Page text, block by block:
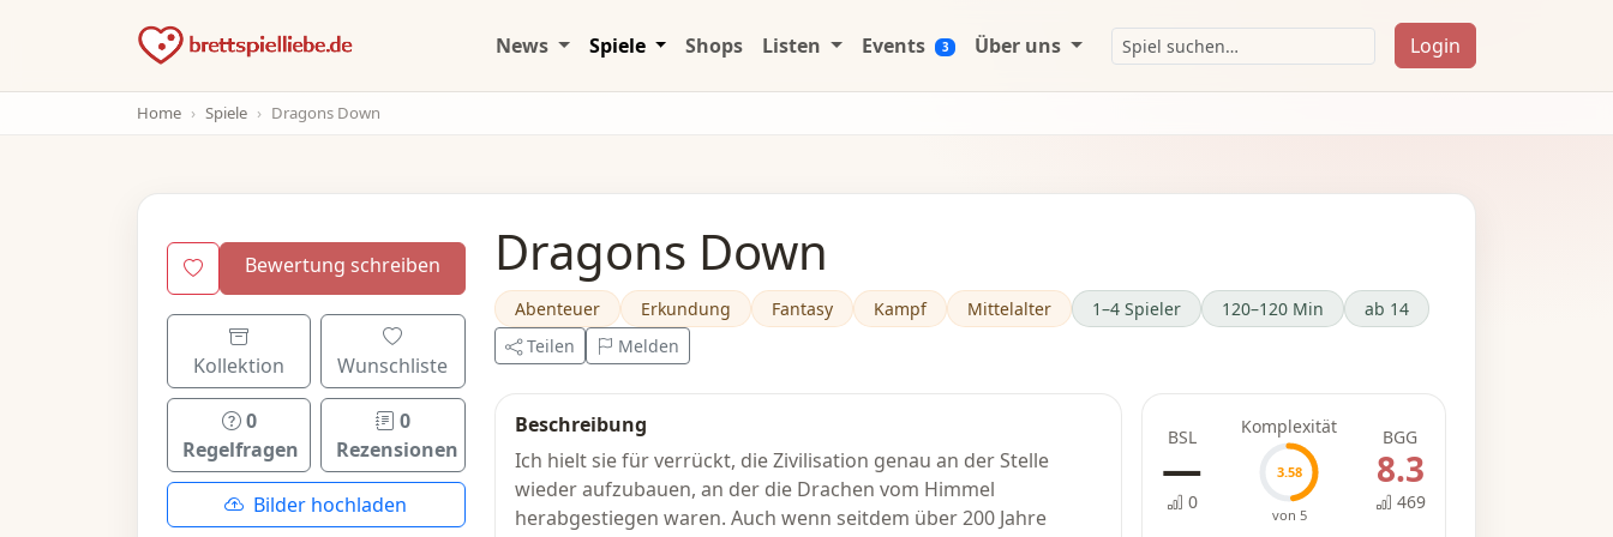
News Spiele Shops Listen Events 3 Über uns Login
Home Spiele Dragons Down
Bewertung schreiben
Kollektion Wunschliste
0
Regelfragen
0
Rezensionen
Bilder hochladen
Dragons Down
Abenteuer Erkundung Fantasy Kampf Mittelalter 1–4 Spieler 120–120 Min
ab 14
Teilen
Melden
Beschreibung
Ich hielt sie für verrückt, die Zivilisation genau an der Stelle
wieder aufzubauen, an der die Drachen vom Himmel
herabgestiegen waren. Auch wenn seitdem über 200 Jahre
BSL
—
0
Komplexität
3.58
von 5
BGG
8.3
469